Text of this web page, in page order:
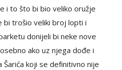
i to što bi bio veliko oružje
bi trošio veliki broj lopti i
donijeli bi neke nove
ako uz njega dođe i
Šarića koji se definitivno nije